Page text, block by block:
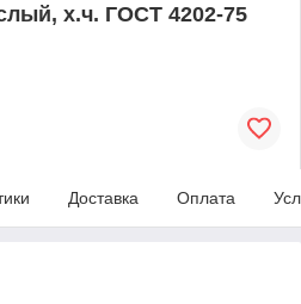
х.ч. ГОСТ 4202-75
Доставка Оплата